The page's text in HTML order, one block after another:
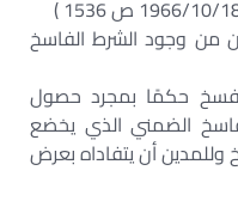
من وجود الشرط الفاسخ
حكمًا بمجرد حصول
الضمني الذي يخضع
وللمدين أن يتفاداه بعرض